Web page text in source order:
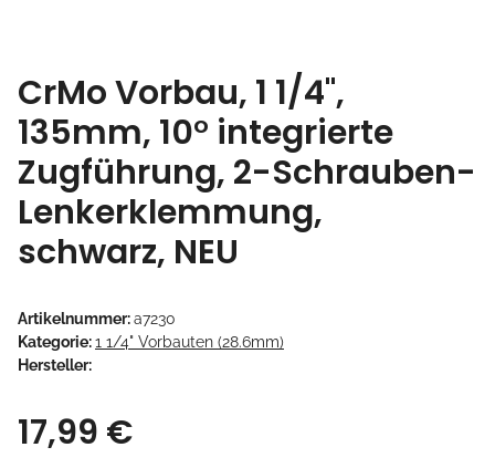
CrMo Vorbau, 1 1/4",
135mm, 10° integrierte
Zugführung, 2-Schrauben-
Lenkerklemmung,
schwarz, NEU
Artikelnummer:a7230
Kategorie:1 1/4" Vorbauten (28.6mm)
Hersteller:
17,99 €